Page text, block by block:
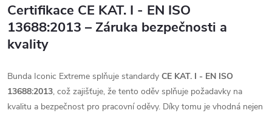
Certifikace CE KAT. I - EN ISO
13688:2013 – Záruka bezpečnosti a
kvality
Bunda Iconic Extreme splňuje standardy CE KAT. I - EN ISO
13688:2013, což zajišťuje, že tento oděv splňuje požadavky na
kvalitu a bezpečnost pro pracovní oděvy. Díky tomu je vhodná nejen